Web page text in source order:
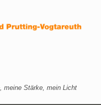
meine Stärke, mein Licht